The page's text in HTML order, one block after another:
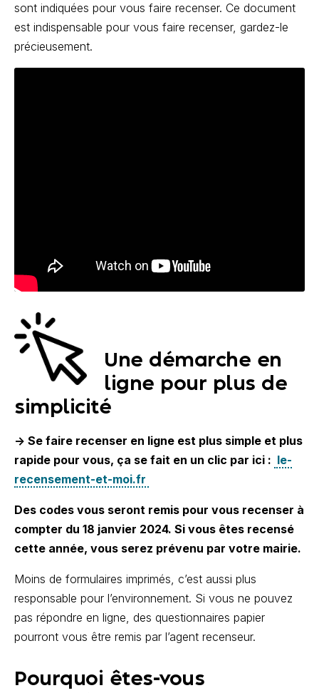
sont indiquées pour vous faire recenser. Ce document
est indispensable pour vous faire recenser, gardez-le
précieusement.
Une démarche en
ligne pour plus de
simplicité
-> Se faire recenser en ligne est plus simple et plus
rapide pour vous, ça se fait en un clic par ici : le-
recensement-et-moi.fr
Des codes vous seront remis pour vous recenser à
compter du 18 janvier 2024. Si vous êtes recensé
cette année, vous serez prévenu par votre mairie.
Moins de formulaires imprimés, c’est aussi plus
responsable pour l’environnement. Si vous ne pouvez
pas répondre en ligne, des questionnaires papier
pourront vous être remis par l’agent recenseur.
Pourquoi êtes-vous